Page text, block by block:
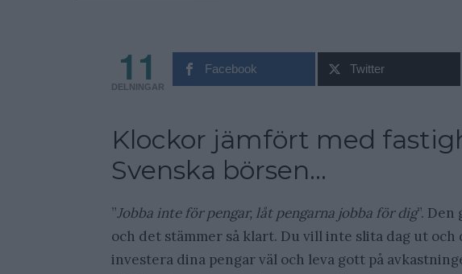
11
DELNINGAR
Facebook Twitter
Klockor jämfört med
Svenska börsen…
”Jobba inte för pengar, låt pengarna jobba för dig”.
och det stämmer så klart. Du vill inte slita dag ut
investera dina pengar väl och leva gott på